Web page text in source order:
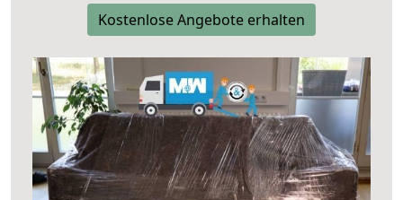
Kostenlose Angebote erhalten